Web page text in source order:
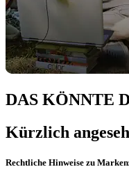
DAS KÖNNTE
Kürzlich
Rechtliche Hinweise zu